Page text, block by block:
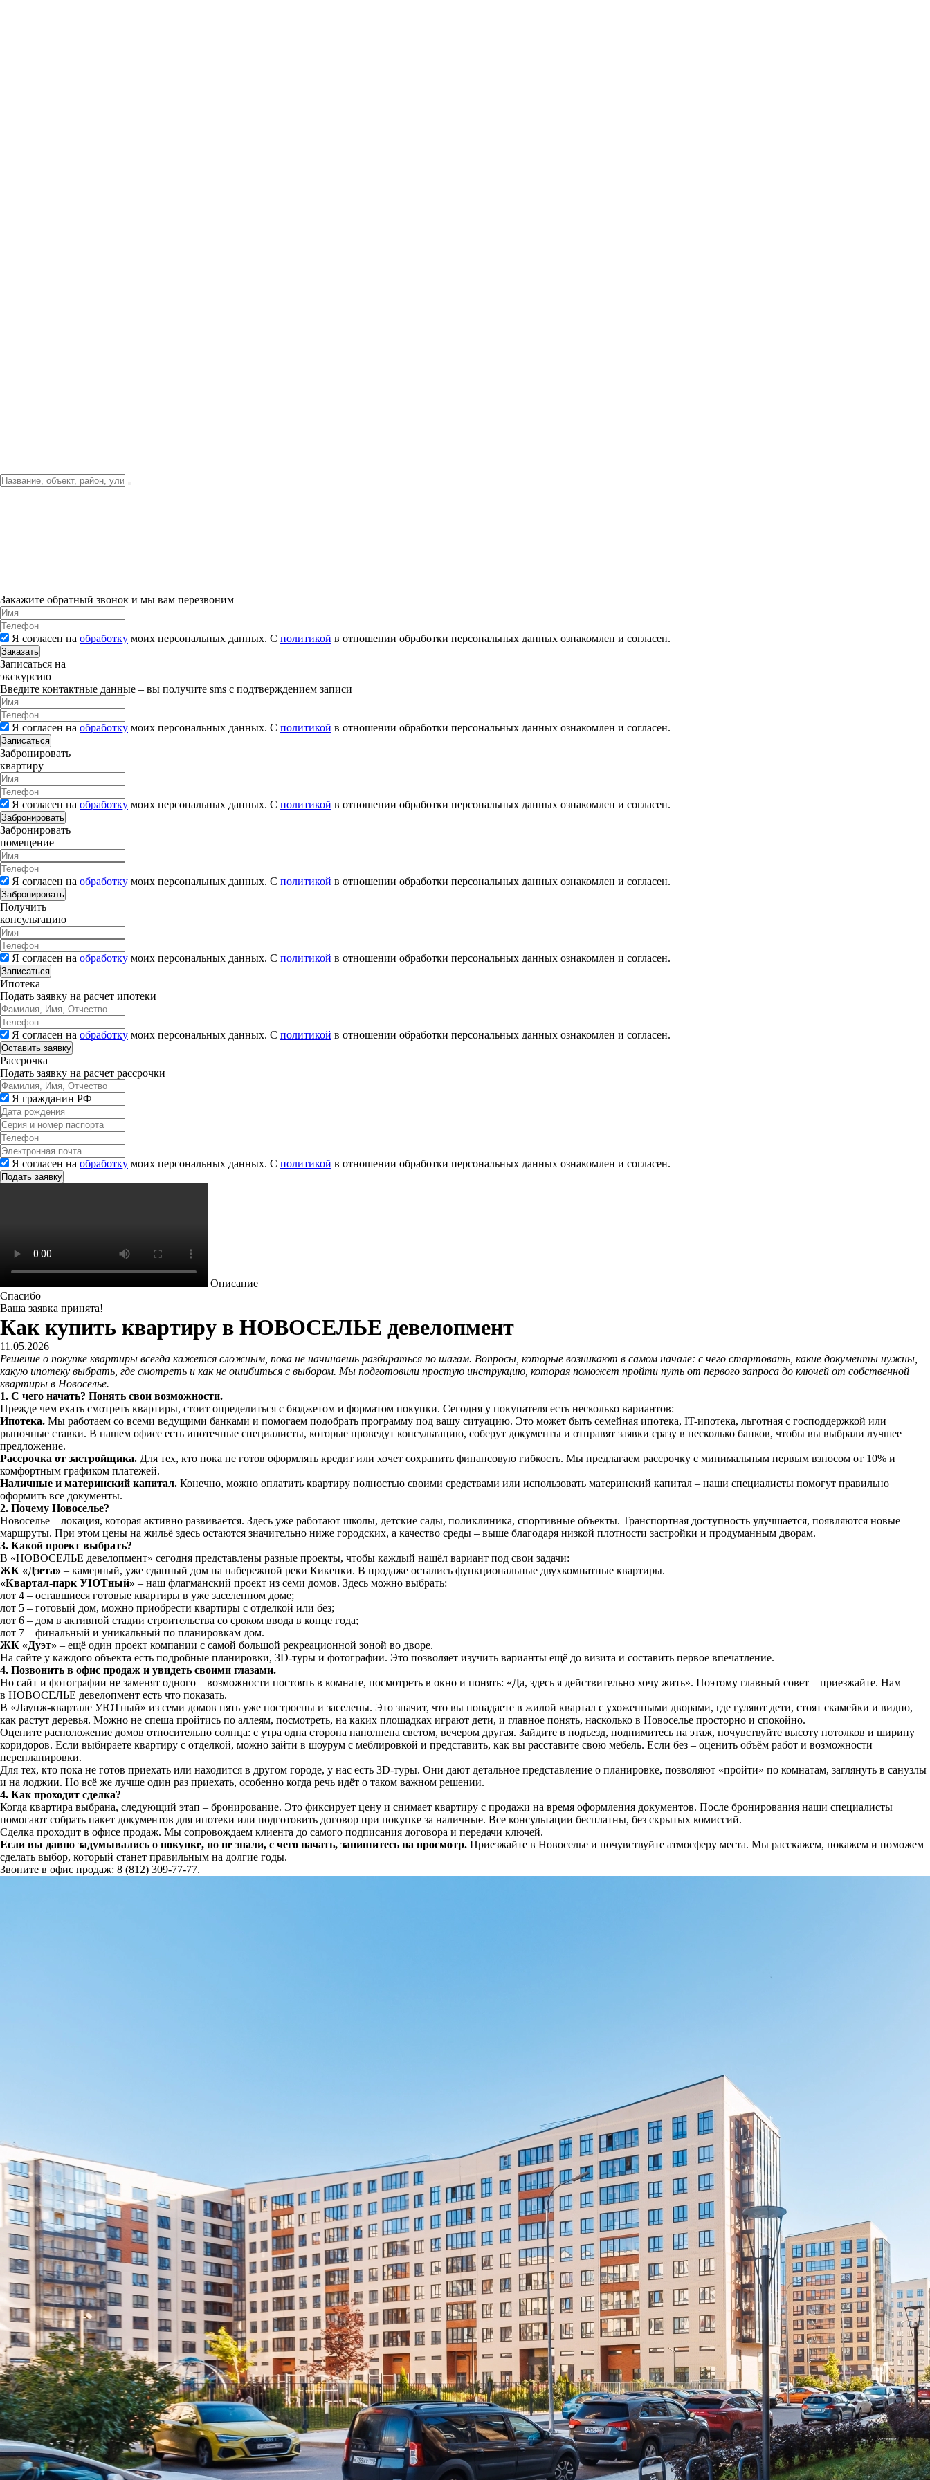
Закажите обратный звонок и мы вам перезвоним
Я согласен на обработку моих персональных данных. С политикой в отношении обработки персональных данных ознакомлен и согласен.
Заказать
Записаться на
экскурсию
Введите контактные данные – вы получите sms с подтверждением записи
Я согласен на обработку моих персональных данных. С политикой в отношении обработки персональных данных ознакомлен и согласен.
Записаться
Забронировать
квартиру
Я согласен на обработку моих персональных данных. С политикой в отношении обработки персональных данных ознакомлен и согласен.
Забронировать
Забронировать
помещение
Я согласен на обработку моих персональных данных. С политикой в отношении обработки персональных данных ознакомлен и согласен.
Забронировать
Получить
консультацию
Я согласен на обработку моих персональных данных. С политикой в отношении обработки персональных данных ознакомлен и согласен.
Записаться
Ипотека
Подать заявку на расчет ипотеки
Я согласен на обработку моих персональных данных. С политикой в отношении обработки персональных данных ознакомлен и согласен.
Рассрочка
Подать заявку на расчет рассрочки
Я гражданин РФ
Я согласен на обработку моих персональных данных. С политикой в отношении обработки персональных данных ознакомлен и согласен.
Описание
Спасибо
Ваша заявка принята!
Как купить квартиру в НОВОСЕЛЬЕ девелопмент
11.05.2026
Решение о покупке квартиры всегда кажется сложным, пока не начинаешь разбираться по шагам. Вопросы, которые возникают в самом начале: с чего стартовать, какие документы нужны,
какую ипотеку выбрать, где смотреть и как не ошибиться с выбором. Мы подготовили простую инструкцию, которая поможет пройти путь от первого запроса до ключей от собственной
квартиры в Новоселье.
1. С чего начать? Понять свои возможности.
Прежде чем ехать смотреть квартиры, стоит определиться с бюджетом и форматом покупки. Сегодня у покупателя есть несколько вариантов:
Ипотека. Мы работаем со всеми ведущими банками и помогаем подобрать программу под вашу ситуацию. Это может быть семейная ипотека, IT-ипотека, льготная с господдержкой или
рыночные ставки. В нашем офисе есть ипотечные специалисты, которые проведут консультацию, соберут документы и отправят заявки сразу в несколько банков, чтобы вы выбрали лучшее
предложение.
Рассрочка от застройщика. Для тех, кто пока не готов оформлять кредит или хочет сохранить финансовую гибкость. Мы предлагаем рассрочку с минимальным первым взносом от 10% и
комфортным графиком платежей.
Наличные и материнский капитал. Конечно, можно оплатить квартиру полностью своими средствами или использовать материнский капитал – наши специалисты помогут правильно
оформить все документы.
2. Почему Новоселье?
Новоселье – локация, которая активно развивается. Здесь уже работают школы, детские сады, поликлиника, спортивные объекты. Транспортная доступность улучшается, появляются новые
маршруты. При этом цены на жильё здесь остаются значительно ниже городских, а качество среды – выше благодаря низкой плотности застройки и продуманным дворам.
3. Какой проект выбрать?
В «НОВОСЕЛЬЕ девелопмент» сегодня представлены разные проекты, чтобы каждый нашёл вариант под свои задачи:
ЖК «Дзета» – камерный, уже сданный дом на набережной реки Кикенки. В продаже остались функциональные двухкомнатные квартиры.
«Квартал-парк УЮТный» – наш флагманский проект из семи домов. Здесь можно выбрать:
лот 4 – оставшиеся готовые квартиры в уже заселенном доме;
лот 5 – готовый дом, можно приобрести квартиры с отделкой или без;
лот 6 – дом в активной стадии строительства со сроком ввода в конце года;
лот 7 – финальный и уникальный по планировкам дом.
ЖК «Дуэт» – ещё один проект компании с самой большой рекреационной зоной во дворе.
На сайте у каждого объекта есть подробные планировки, 3D-туры и фотографии. Это позволяет изучить варианты ещё до визита и составить первое впечатление.
4. Позвонить в офис продаж и увидеть своими глазами.
Но сайт и фотографии не заменят одного – возможности постоять в комнате, посмотреть в окно и понять: «Да, здесь я действительно хочу жить». Поэтому главный совет – приезжайте. Нам
в НОВОСЕЛЬЕ девелопмент есть что показать.
В «Лаунж-квартале УЮТный» из семи домов пять уже построены и заселены. Это значит, что вы попадаете в жилой квартал с ухоженными дворами, где гуляют дети, стоят скамейки и видно,
как растут деревья. Можно не спеша пройтись по аллеям, посмотреть, на каких площадках играют дети, и главное понять, насколько в Новоселье просторно и спокойно.
Оцените расположение домов относительно солнца: с утра одна сторона наполнена светом, вечером другая. Зайдите в подъезд, поднимитесь на этаж, почувствуйте высоту потолков и ширину
коридоров. Если выбираете квартиру с отделкой, можно зайти в шоурум с меблировкой и представить, как вы расставите свою мебель. Если без – оценить объём работ и возможности
перепланировки.
Для тех, кто пока не готов приехать или находится в другом городе, у нас есть 3D-туры. Они дают детальное представление о планировке, позволяют «пройти» по комнатам, заглянуть в санузлы
и на лоджии. Но всё же лучше один раз приехать, особенно когда речь идёт о таком важном решении.
4. Как проходит сделка?
Когда квартира выбрана, следующий этап – бронирование. Это фиксирует цену и снимает квартиру с продажи на время оформления документов. После бронирования наши специалисты
помогают собрать пакет документов для ипотеки или подготовить договор при покупке за наличные. Все консультации бесплатны, без скрытых комиссий.
Сделка проходит в офисе продаж. Мы сопровождаем клиента до самого подписания договора и передачи ключей.
Если вы давно задумывались о покупке, но не знали, с чего начать, запишитесь на просмотр. Приезжайте в Новоселье и почувствуйте атмосферу места. Мы расскажем, покажем и поможем
сделать выбор, который станет правильным на долгие годы.
Звоните в офис продаж: 8 (812) 309-77-77.